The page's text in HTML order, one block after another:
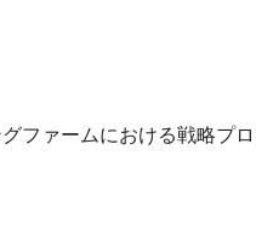
グファームにおける戦略プ